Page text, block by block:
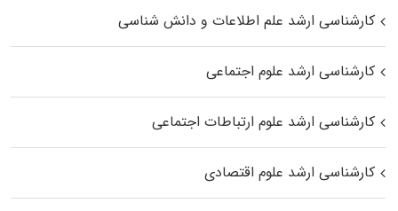
کارشناسی ارشد علم اطلاعات و دانش شناسی
کارشناسی ارشد علوم اجتماعی
کارشناسی ارشد علوم ارتباطات اجتماعی
کارشناسی ارشد علوم اقتصادی